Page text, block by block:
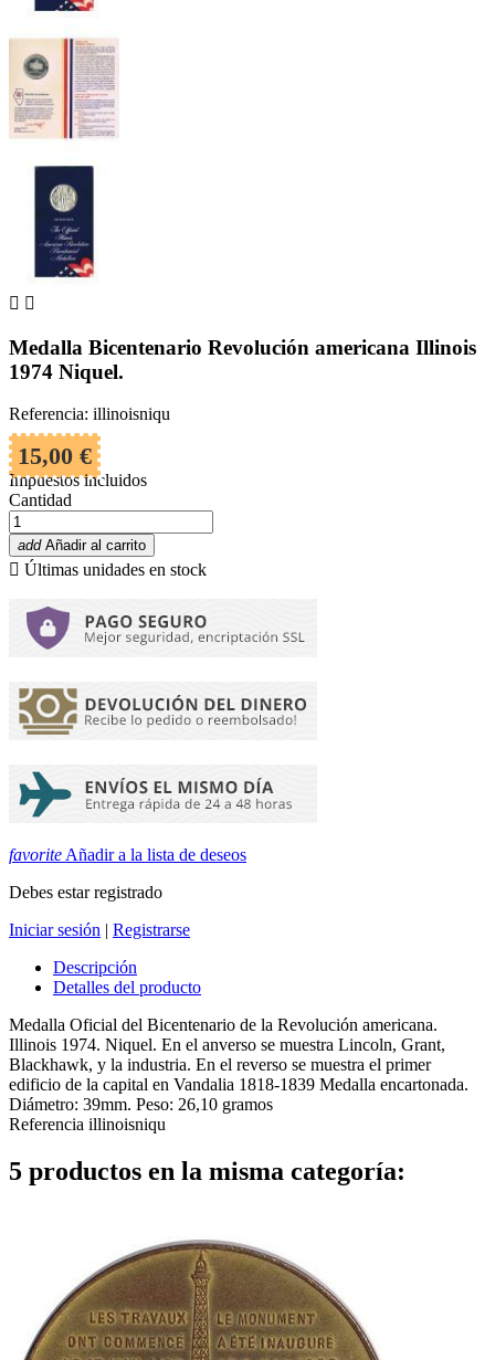
 
Medalla Bicentenario Revolución americana Illinois
1974 Niquel.
Referencia: illinoisniqu
15,00 €
Impuestos incluidos
Cantidad
add Añadir al carrito
 Últimas unidades en stock
favorite Añadir a la lista de deseos
Debes estar registrado
Iniciar sesión | Registrarse
Descripción
Detalles del producto
Medalla Oficial del Bicentenario de la Revolución americana.
Illinois 1974. Niquel. En el anverso se muestra Lincoln, Grant,
Blackhawk, y la industria. En el reverso se muestra el primer
edificio de la capital en Vandalia 1818-1839 Medalla encartonada.
Diámetro: 39mm. Peso: 26,10 gramos
Referencia illinoisniqu
5 productos en la misma categoría: